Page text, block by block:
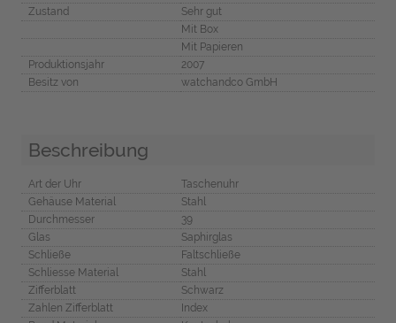
Zustand
Sehr gut
Mit Box
Mit Papieren
Produktionsjahr
2007
Besitz von
watchandco GmbH
Beschreibung
Art der Uhr
Taschenuhr
Gehäuse Material
Stahl
Durchmesser
39
Glas
Saphirglas
Schließe
Faltschließe
Schliesse Material
Stahl
Zifferblatt
Schwarz
Zahlen Zifferblatt
Index